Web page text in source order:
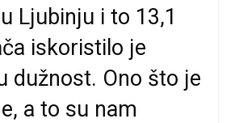
Ljubinju i to 13,1
iskoristilo je
dužnost. Ono što je
a to su nam